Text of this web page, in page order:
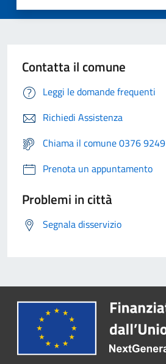
Contatta il comune
Leggi le domande frequenti
Richiedi Assistenza
Chiama il comune 0376 9249
Prenota un appuntamento
Problemi in città
Segnala disservizio